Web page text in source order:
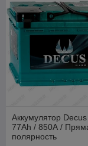
Аккумулятор
77Ah / 850А /
полярность